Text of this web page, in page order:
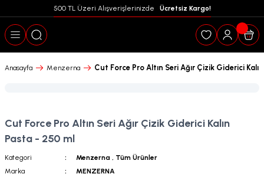
500 TL Üzeri Alışverişlerinizde Ücretsiz Kargo!
Geri Dön
Anasayfa Menzerna Cut Force Pro Altın Seri Ağır Çizik Giderici
Cut Force Pro Altın Seri Ağır Çizik Giderici Kalın
Pasta - 250 ml
Kategori Menzerna , Tüm Ürünler
Marka
MENZERNA